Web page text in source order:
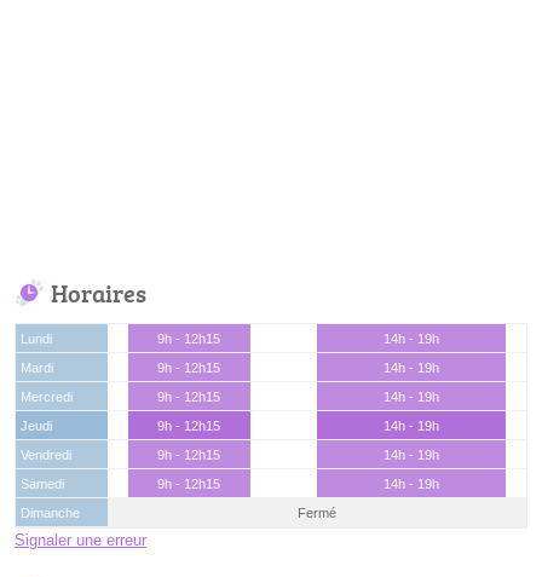
Horaires
Lundi 9h - 12h15
14h - 19h
Mardi
9h - 12h15
14h - 19h
Mercredi
9h - 12h15
14h - 19h
Jeudi
9h - 12h15
14h - 19h
Vendredi
9h - 12h15
14h - 19h
Samedi
9h - 12h15
14h - 19h
Dimanche
Fermé
Signaler une erreur